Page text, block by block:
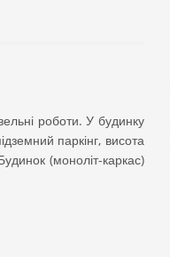
роботи. У будинку
паркінг, висота
(моноліт-каркас)